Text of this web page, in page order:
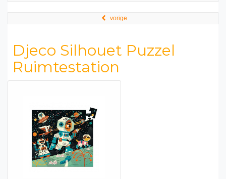
vorige
Djeco Silhouet Puzzel
Ruimtestation